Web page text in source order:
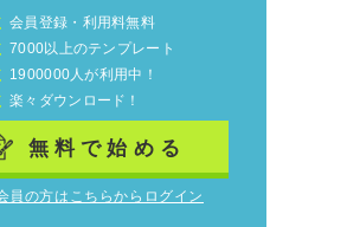
会員登録・利用料無料
7000以上のテンプレート
1900000人が利用中！
楽々ダウンロード！
無料で始める
員の方はこちらからログイン